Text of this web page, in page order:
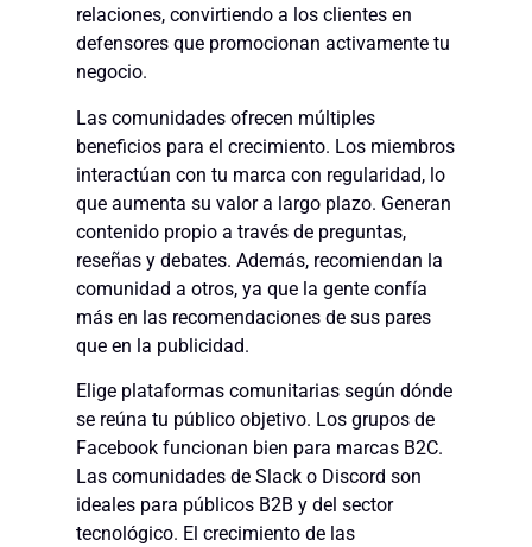
relaciones, convirtiendo a los clientes en
defensores que promocionan activamente tu
negocio.
Las comunidades ofrecen múltiples
beneficios para el crecimiento. Los miembros
interactúan con tu marca con regularidad, lo
que aumenta su valor a largo plazo. Generan
contenido propio a través de preguntas,
reseñas y debates. Además, recomiendan la
comunidad a otros, ya que la gente confía
más en las recomendaciones de sus pares
que en la publicidad.
Elige plataformas comunitarias según dónde
se reúna tu público objetivo. Los grupos de
Facebook funcionan bien para marcas B2C.
Las comunidades de Slack o Discord son
ideales para públicos B2B y del sector
tecnológico. El crecimiento de las